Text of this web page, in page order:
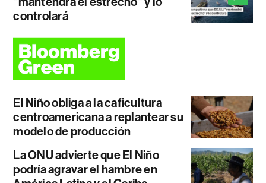
controlará
El Niño obliga a la caficultura
centroamericana a replantear su
modelo de producción
La ONU advierte que El Niño
podría agravar el hambre en